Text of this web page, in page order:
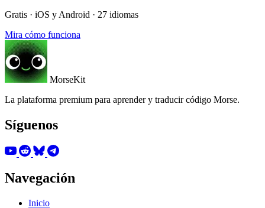
Gratis · iOS y Android · 27 idiomas
Mira cómo funciona
MorseKit
La plataforma premium para aprender y traducir código Morse.
Síguenos
Navegación
Inicio